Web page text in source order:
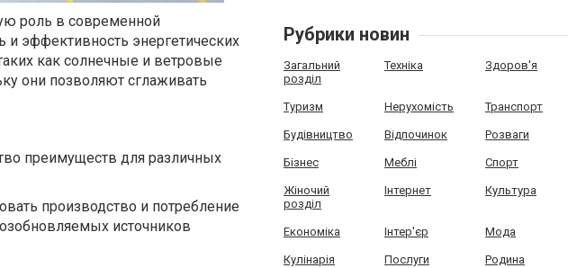
роль в современной
и эффективность энергетических
как солнечные и ветровые
они позволяют сглаживать
преимуществ для различных
производство и потребление
источников
Рубрики новин
Загальний
розділ
Техніка Здоров'я
Туризм Нерухомість Транспорт
Будівництво Відпочинок Розваги
Бізнес Меблі Спорт
Жіночий
розділ
Інтернет Культура
Економіка Інтер'єр Мода
Кулінарія Послуги Родина